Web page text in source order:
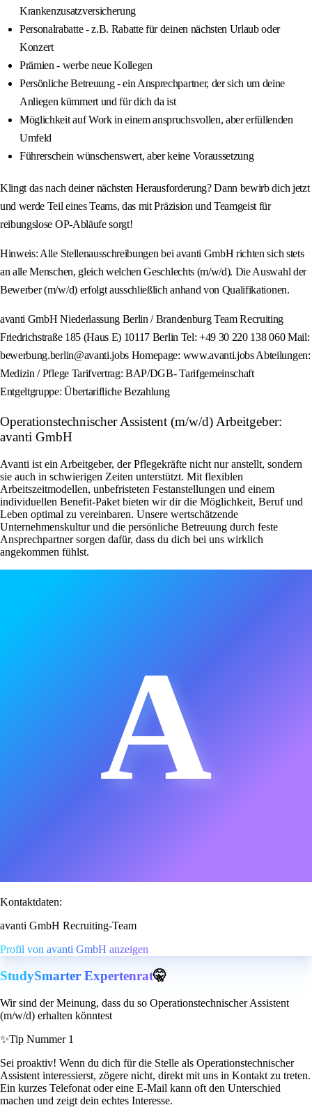
Krankenzusatzversicherung
Personalrabatte - z.B. Rabatte für deinen nächsten Urlaub oder
Konzert
Prämien - werbe neue Kollegen
Persönliche Betreuung - ein Ansprechpartner, der sich um deine
Anliegen kümmert und für dich da ist
Möglichkeit auf Work in einem anspruchsvollen, aber erfüllenden
Umfeld
Führerschein wünschenswert, aber keine Voraussetzung
Klingt das nach deiner nächsten Herausforderung? Dann bewirb dich jetzt
und werde Teil eines Teams, das mit Präzision und Teamgeist für
reibungslose OP-Abläufe sorgt!
Hinweis: Alle Stellenausschreibungen bei avanti GmbH richten sich stets
an alle Menschen, gleich welchen Geschlechts (m/w/d). Die Auswahl der
Bewerber (m/w/d) erfolgt ausschließlich anhand von Qualifikationen.
avanti GmbH Niederlassung Berlin / Brandenburg Team Recruiting
Friedrichstraße 185 (Haus E) 10117 Berlin Tel: +49 30 220 138 060 Mail:
bewerbung.berlin@avanti.jobs Homepage: www.avanti.jobs Abteilungen:
Medizin / Pflege Tarifvertrag: BAP/DGB- Tarifgemeinschaft
Entgeltgruppe: Übertarifliche Bezahlung
Operationstechnischer Assistent (m/w/d) Arbeitgeber:
avanti GmbH
Avanti ist ein Arbeitgeber, der Pflegekräfte nicht nur anstellt, sondern
sie auch in schwierigen Zeiten unterstützt. Mit flexiblen
Arbeitszeitmodellen, unbefristeten Festanstellungen und einem
individuellen Benefit-Paket bieten wir dir die Möglichkeit, Beruf und
Leben optimal zu vereinbaren. Unsere wertschätzende
Unternehmenskultur und die persönliche Betreuung durch feste
Ansprechpartner sorgen dafür, dass du dich bei uns wirklich
angekommen fühlst.
A
Kontaktdaten:
avanti GmbH Recruiting-Team
Profil von avanti GmbH anzeigen
StudySmarter Expertenrat🤫
Wir sind der Meinung, dass du so Operationstechnischer Assistent
(m/w/d) erhalten könntest
✨Tip Nummer 1
Sei proaktiv! Wenn du dich für die Stelle als Operationstechnischer
Assistent interessierst, zögere nicht, direkt mit uns in Kontakt zu treten.
Ein kurzes Telefonat oder eine E-Mail kann oft den Unterschied
machen und zeigt dein echtes Interesse.